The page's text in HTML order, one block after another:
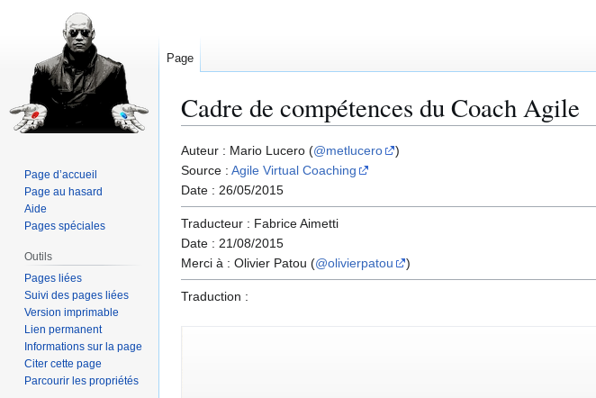
Cadre de compétences du Coach Agile
Aller
à
la
navigation
Aller
à
la
recherche
Auteur : Mario Lucero (@metlucero
)
Source : Agile Virtual Coaching
Date : 26/05/2015
Traducteur : Fabrice Aimetti
Date : 21/08/2015
Merci à : Olivier Patou (@olivierpatou )
Traduction :
Page
Page d’accueil
Page au hasard
Aide
Pages spéciales
Outils
Pages liées
Suivi des pages liées
Version imprimable
Lien permanent
Informations sur la page
Citer cette page
Parcourir les propriétés